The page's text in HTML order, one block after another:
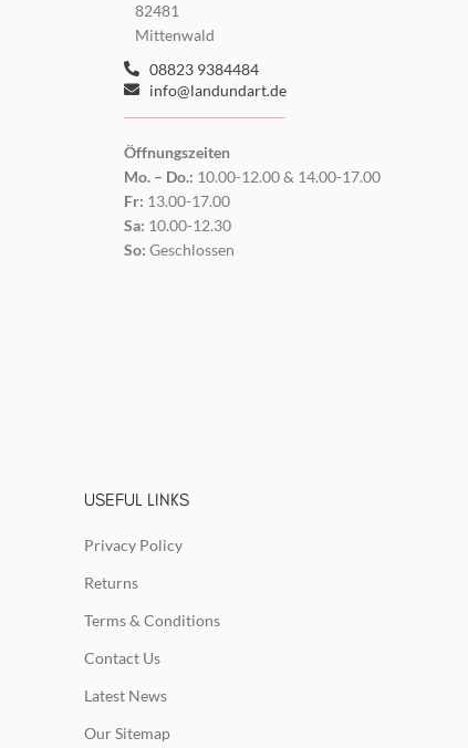
82481
Mittenwald
08823 9384484
info@landundart.de
Öffnungszeiten
Mo. – Do.: 10.00-12.00 & 14.00-17.00
Fr: 13.00-17.00
Sa: 10.00-12.30
So: Geschlossen
USEFUL LINKS
Privacy Policy
Returns
Terms & Conditions
Contact Us
Latest News
Our Sitemap